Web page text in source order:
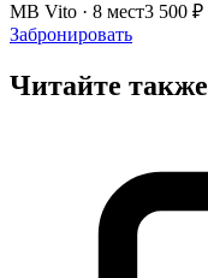
MB Vito · 8 мест3 500 ₽
Забронировать
Читайте также